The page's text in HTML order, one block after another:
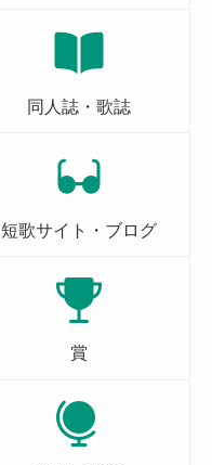
同人誌・歌誌
短歌サイト・ブログ
賞